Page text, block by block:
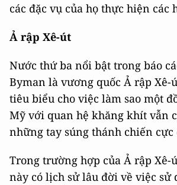
các đặc vụ của họ thực hiện các
Ả rập Xê-út
Nước thứ ba nổi bật trong báo
Byman là vương quốc Ả rập Xê-
tiêu biểu cho việc làm sao một
Mỹ với quan hệ khăng khít vẫn
những tay súng thánh chiến cực
Trong trường hợp của Ả rập Xê-
này có lịch sử lâu đời về việc sử